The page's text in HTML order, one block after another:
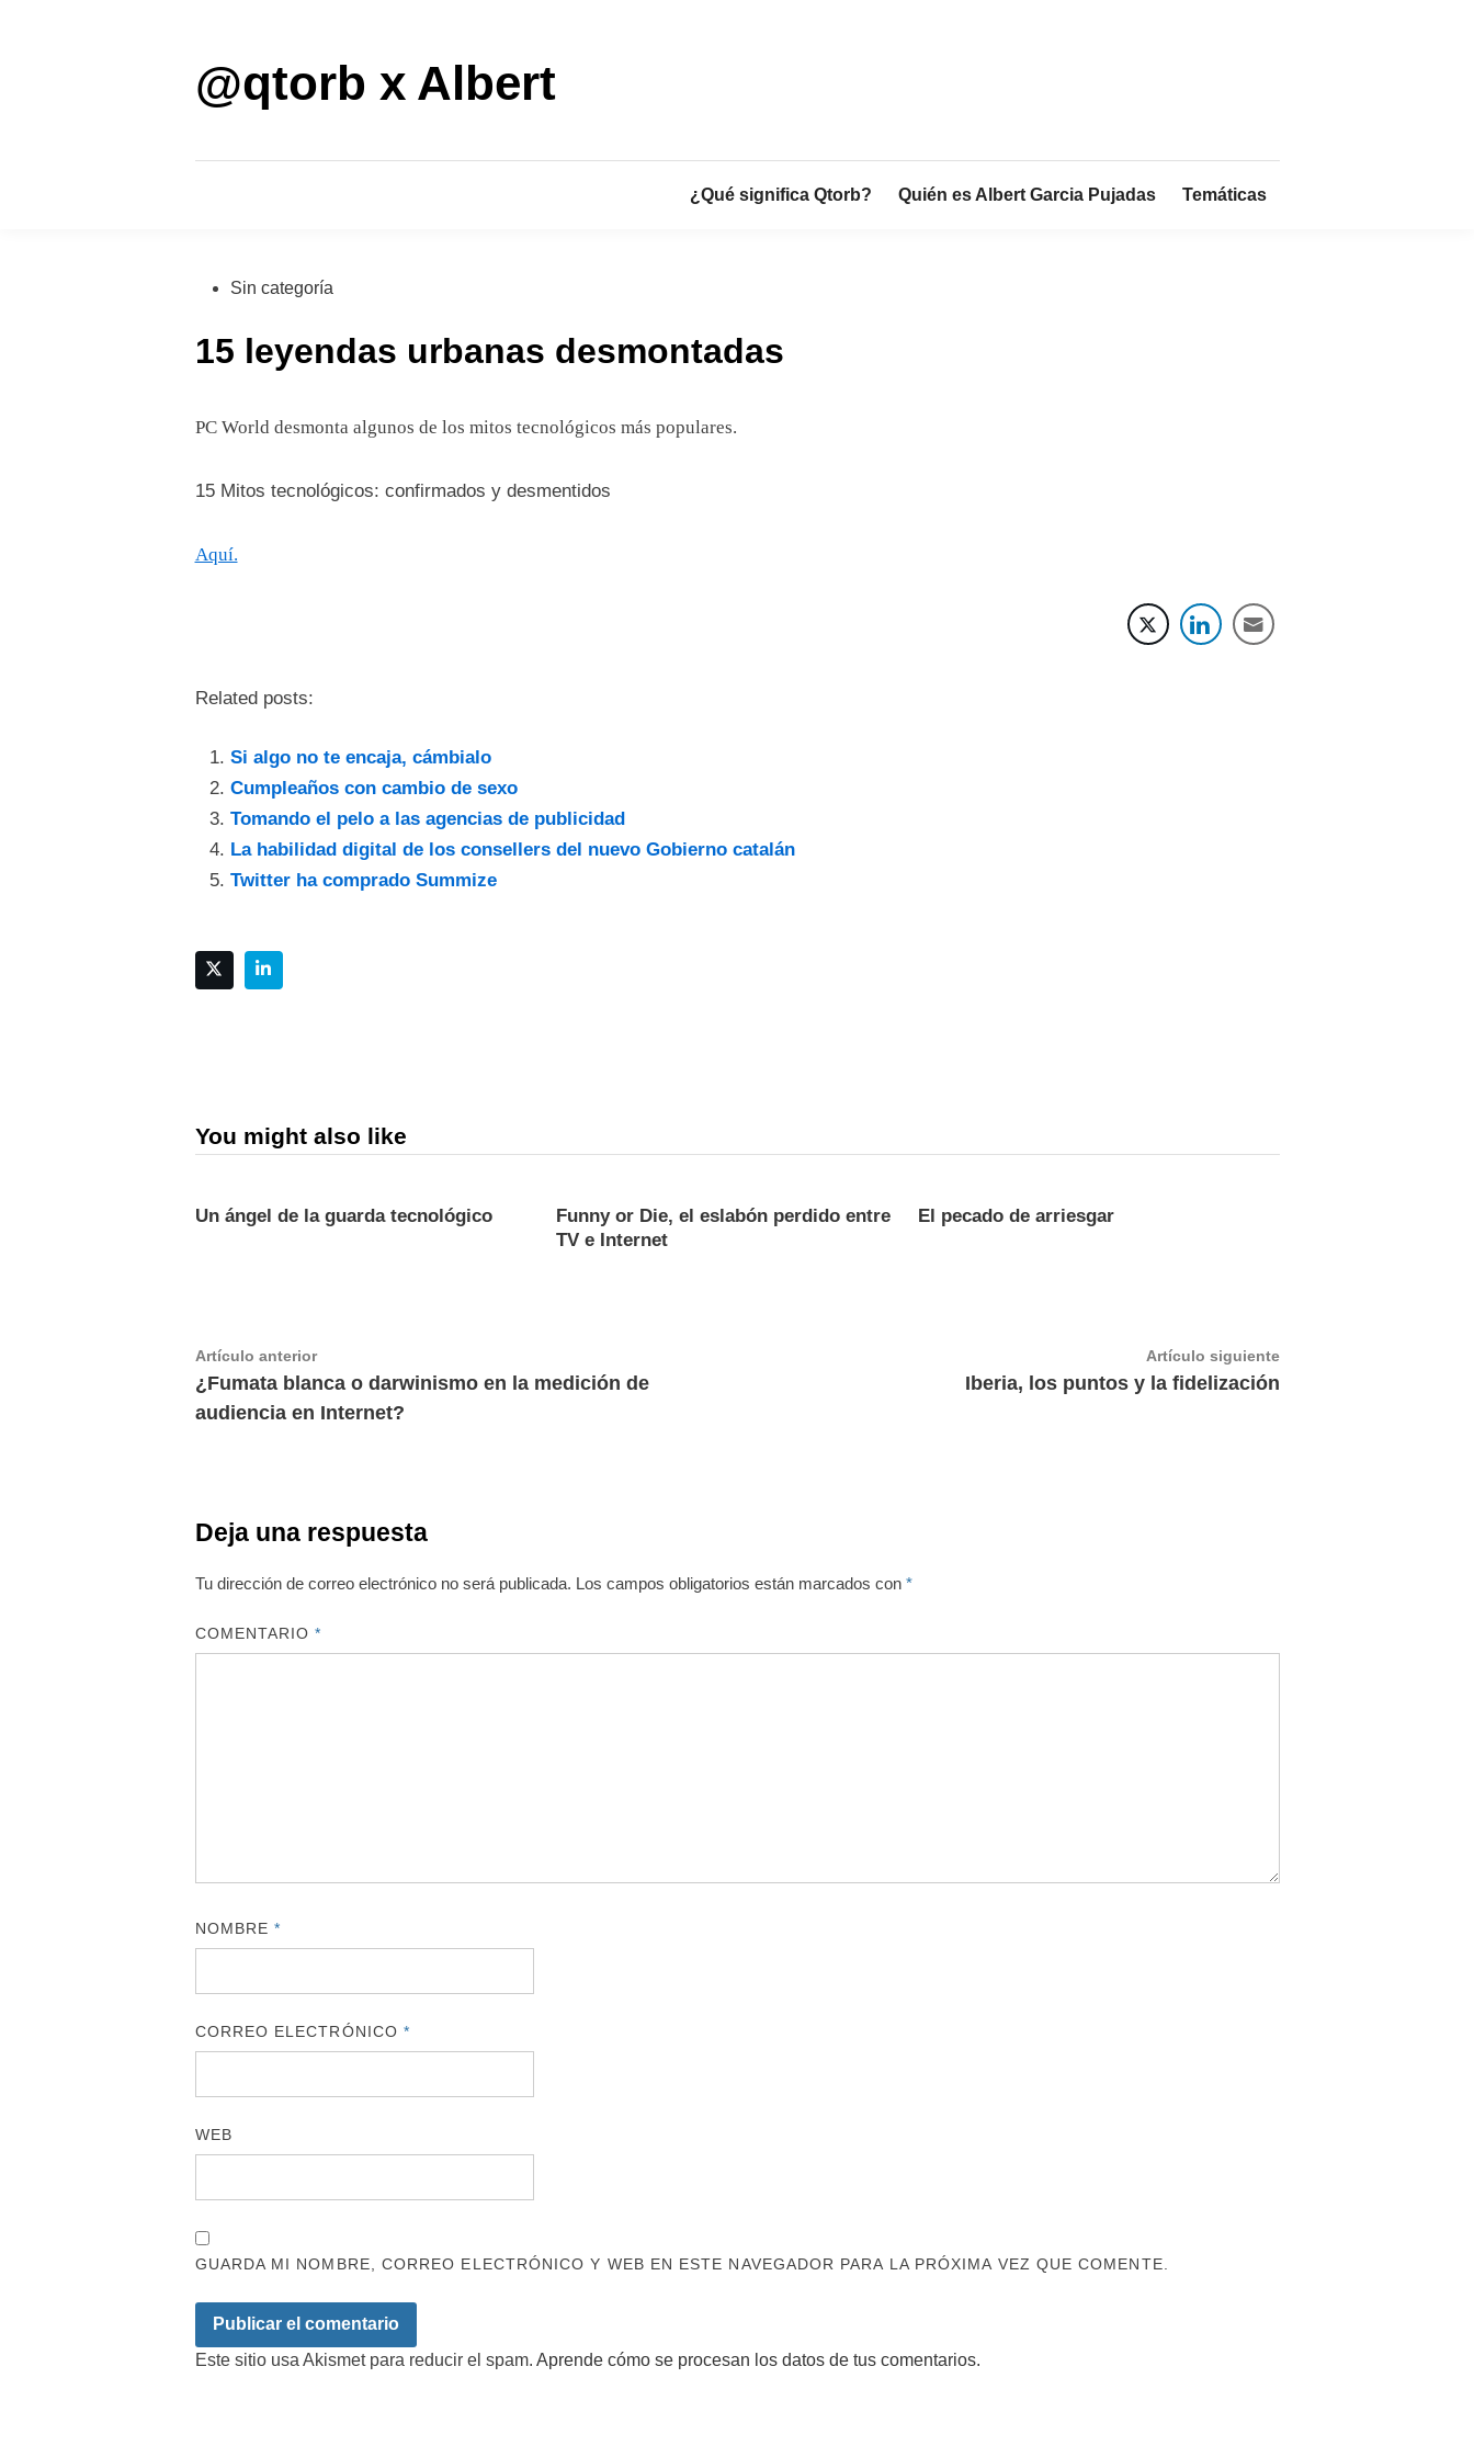
@qtorb x Albert
¿Qué significa Qtorb? Quién es Albert Garcia Pujadas Temáticas
Publicado
Sin categoría
15 leyendas urbanas desmontadas
PC World desmonta algunos de los mitos tecnológicos más populares.
15 Mitos tecnológicos: confirmados y desmentidos
Aquí.
Related posts:
Si algo no te encaja, cámbialo
Cumpleaños con cambio de sexo
Tomando el pelo a las agencias de publicidad
La habilidad digital de los consellers del nuevo Gobierno catalán
Twitter ha comprado Summize
You might also like
Un ángel de la guarda tecnológico
Funny or Die, el eslabón perdido entre
TV e Internet
El pecado de arriesgar
Navegación
de
entradas
Artículo anteriorArtículo
anterior:
¿Fumata blanca o darwinismo en la medición de
audiencia en Internet?
Artículo siguienteArtículo
siguiente:
Iberia, los puntos y la fidelización
Deja una respuesta
Tu dirección de correo electrónico no será publicada. Los campos obligatorios están marcados con *
COMENTARIO*
NOMBRE*
CORREO ELECTRÓNICO *
WEB
GUARDA MI NOMBRE, CORREO ELECTRÓNICO Y WEB EN ESTE NAVEGADOR PARA LA PRÓXIMA VEZ QUE COMENTE.
Este sitio usa Akismet para reducir el spam. Aprende cómo se procesan los datos de tus comentarios.